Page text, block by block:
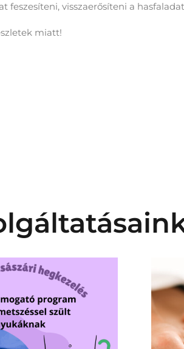
visszaerősíteni a
miatt!